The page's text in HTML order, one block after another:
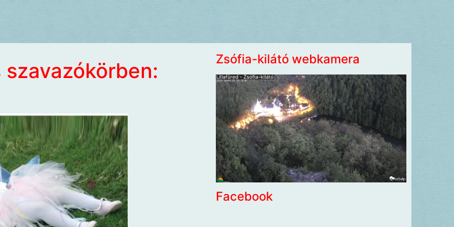
Zsófia-kilátó webkamera
Facebook